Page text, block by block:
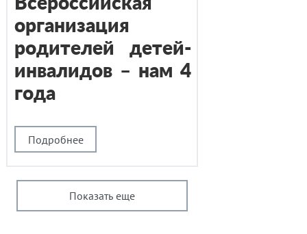
Подробнее
организация
родителей детей-
инвалидов – нам 4
года
Показать еще